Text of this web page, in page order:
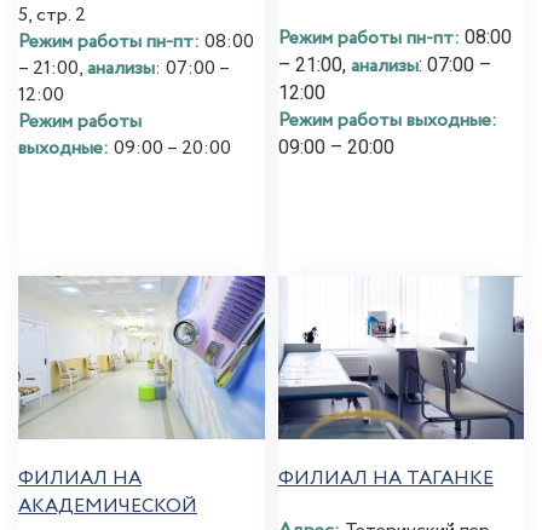
5, стр. 2
Режим работы пн-пт: 08:00
– 21:00,анализы: 07:00 –
12:00
Режим работы
выходные: 09:00 – 20:00
Режим работы пн-пт: 08:00
– 21:00, анализы: 07:00 –
12:00
Режим работы выходные:
09:00 – 20:00
ФИЛИАЛ НА
АКАДЕМИЧЕСКОЙ
ФИЛИАЛ НА ТАГАНКЕ